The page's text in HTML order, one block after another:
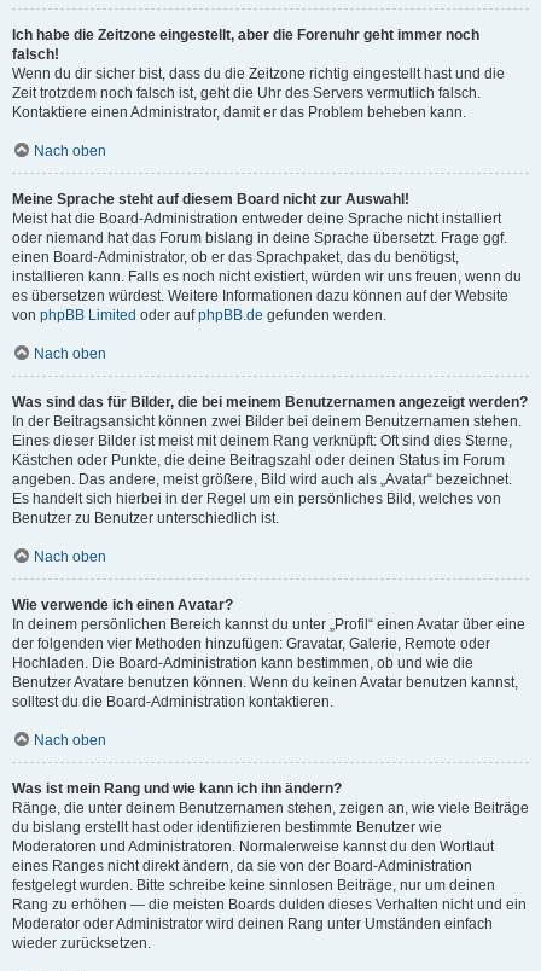
Ich habe die Zeitzone eingestellt, aber die Forenuhr geht immer noch
falsch!
Wenn du dir sicher bist, dass du die Zeitzone richtig eingestellt hast und die
Zeit trotzdem noch falsch ist, geht die Uhr des Servers vermutlich falsch.
Kontaktiere einen Administrator, damit er das Problem beheben kann.
Nach oben
Meine Sprache steht auf diesem Board nicht zur Auswahl!
Meist hat die Board-Administration entweder deine Sprache nicht installiert
oder niemand hat das Forum bislang in deine Sprache übersetzt. Frage ggf.
einen Board-Administrator, ob er das Sprachpaket, das du benötigst,
installieren kann. Falls es noch nicht existiert, würden wir uns freuen, wenn du
es übersetzen würdest. Weitere Informationen dazu können auf der Website
von phpBB Limited oder aufphpBB.de gefunden werden.
Nach oben
Was sind das für Bilder, die bei meinem Benutzernamen angezeigt werden?
In der Beitragsansicht können zwei Bilder bei deinem Benutzernamen stehen.
Eines dieser Bilder ist meist mit deinem Rang verknüpft: Oft sind dies Sterne,
Kästchen oder Punkte, die deine Beitragszahl oder deinen Status im Forum
angeben. Das andere, meist größere, Bild wird auch als „Avatar“ bezeichnet.
Es handelt sich hierbei in der Regel um ein persönliches Bild, welches von
Benutzer zu Benutzer unterschiedlich ist.
Nach oben
Wie verwende ich einen Avatar?
In deinem persönlichen Bereich kannst du unter „Profil“ einen Avatar über eine
der folgenden vier Methoden hinzufügen: Gravatar, Galerie, Remote oder
Hochladen. Die Board-Administration kann bestimmen, ob und wie die
Benutzer Avatare benutzen können. Wenn du keinen Avatar benutzen kannst,
solltest du die Board-Administration kontaktieren.
Nach oben
Was ist mein Rang und wie kann ich ihn ändern?
Ränge, die unter deinem Benutzernamen stehen, zeigen an, wie viele Beiträge
du bislang erstellt hast oder identifizieren bestimmte Benutzer wie
Moderatoren und Administratoren. Normalerweise kannst du den Wortlaut
eines Ranges nicht direkt ändern, da sie von der Board-Administration
festgelegt wurden. Bitte schreibe keine sinnlosen Beiträge, nur um deinen
Rang zu erhöhen — die meisten Boards dulden dieses Verhalten nicht und ein
Moderator oder Administrator wird deinen Rang unter Umständen einfach
wieder zurücksetzen.